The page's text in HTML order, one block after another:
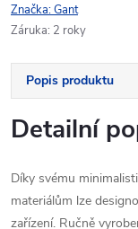
Značka:Gant
Záruka: 2 roky
Popis produktu
Detailní
Díky svému
materiálům lze
zařízení. Ručně